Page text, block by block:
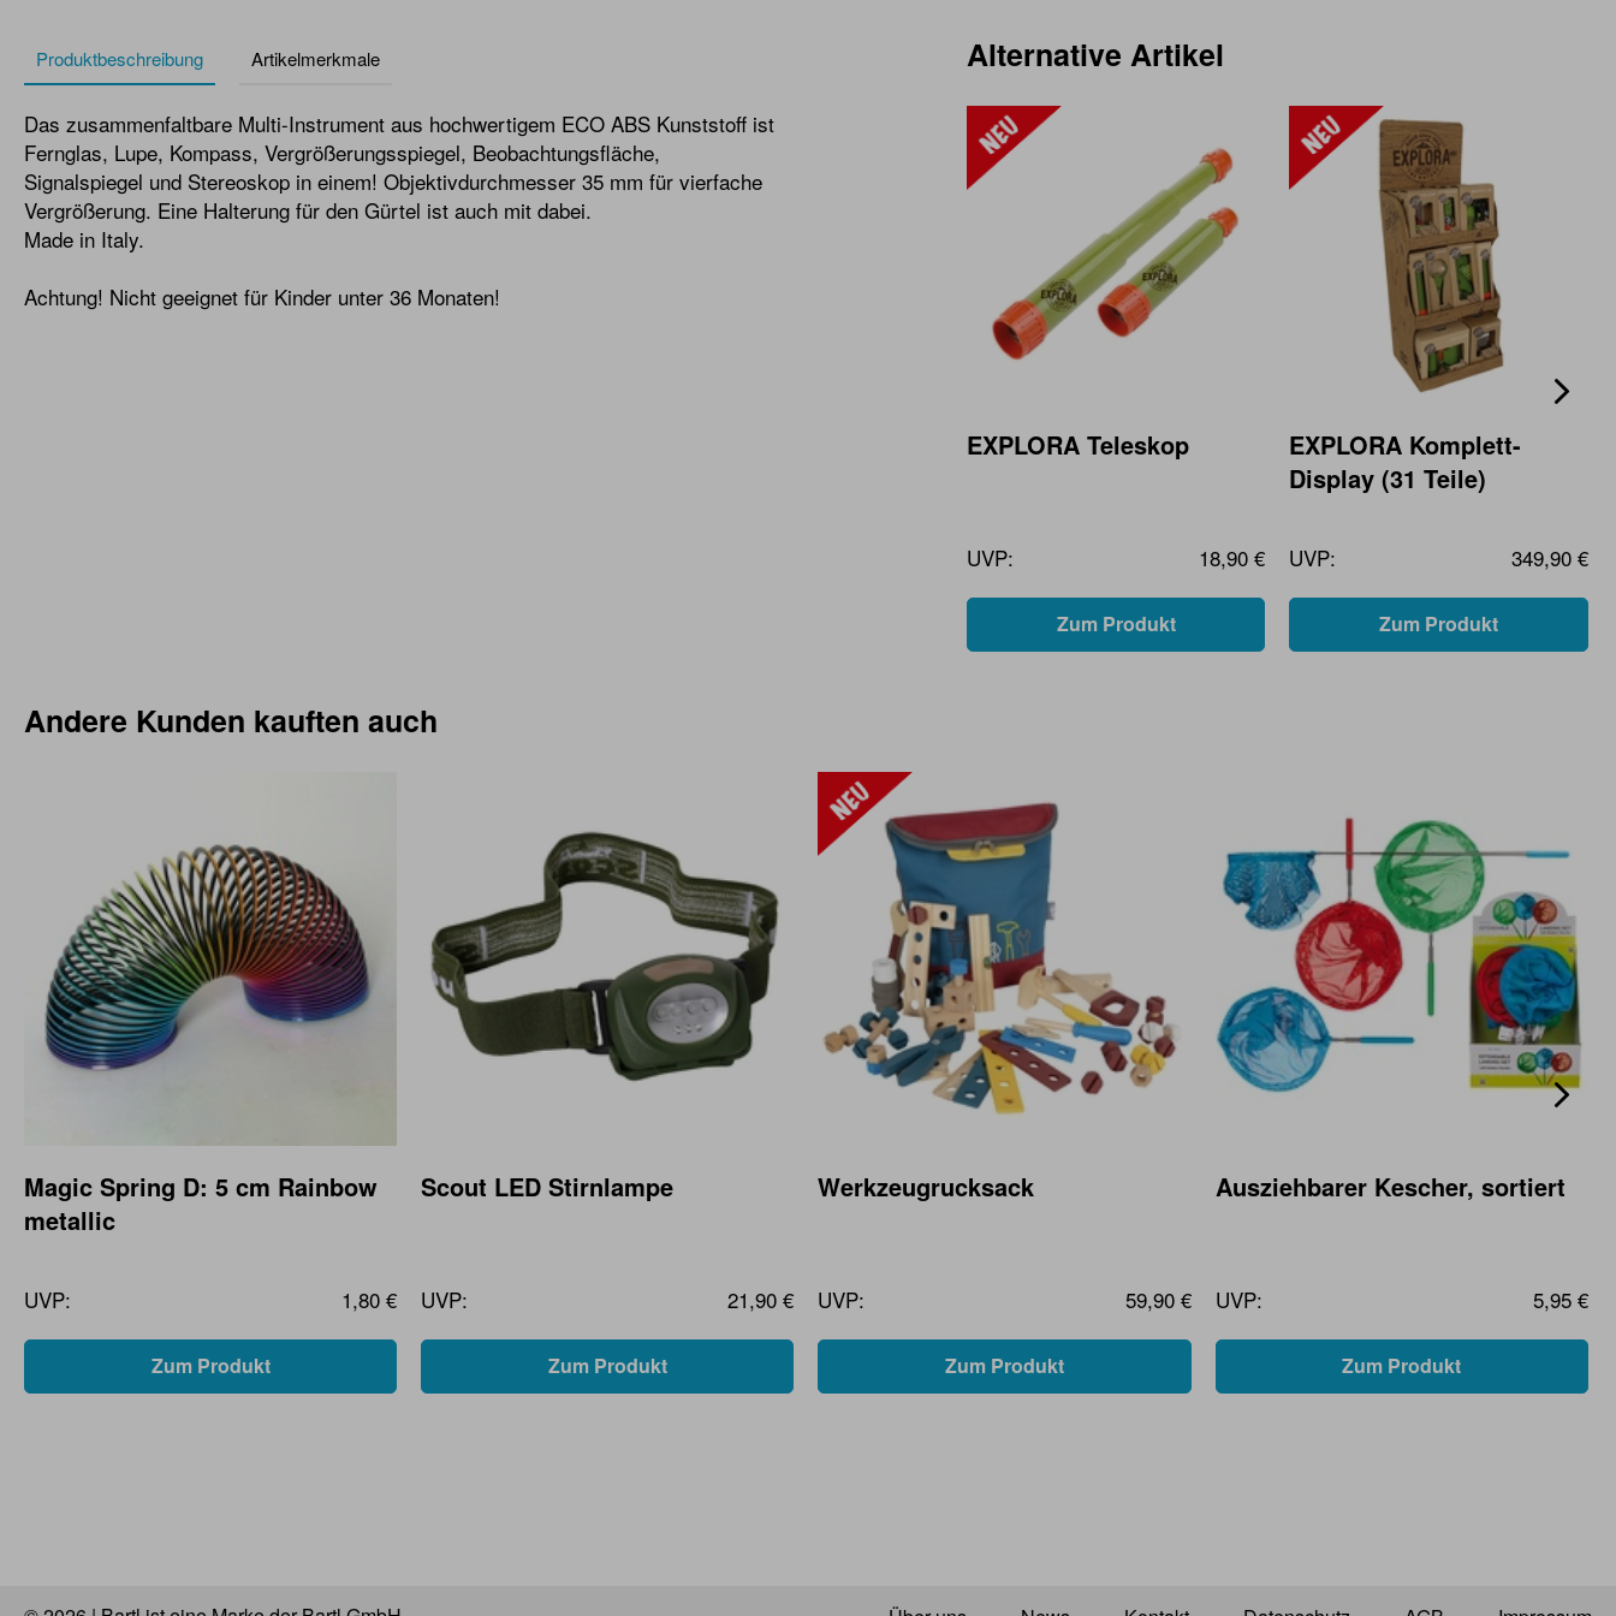
Produktbeschreibung Artikelmerkmale
Das zusammenfaltbare Multi-Instrument aus hochwertigem ECO ABS Kunststoff ist
Fernglas, Lupe, Kompass, Vergrößerungsspiegel, Beobachtungsfläche,
Signalspiegel und Stereoskop in einem! Objektivdurchmesser 35 mm für vierfache
Vergrößerung. Eine Halterung für den Gürtel ist auch mit dabei.
Made in Italy.
Achtung! Nicht geeignet für Kinder unter 36 Monaten!
Alternative Artikel
EXPLORA Teleskop
UVP: 18,90 €
Zum Produkt
EXPLORA Komplett-
Display (31 Teile)
UVP: 349,90 €
Zum Produkt
Andere Kunden kauften auch
Magic Spring D: 5 cm Rainbow
metallic
UVP: 1,80 €
Zum Produkt
Scout LED Stirnlampe
UVP: 21,90 €
Zum Produkt
Werkzeugrucksack
UVP: 59,90 €
Zum Produkt
Ausziehbarer Kescher, sortiert
UVP: 5,95 €
Zum Produkt